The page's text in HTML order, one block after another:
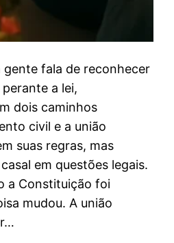
gente fala de reconhecer
a lei,
dois caminhos
civil e a união
suas regras, mas
em questões legais.
a Constituição foi
mudou. A união